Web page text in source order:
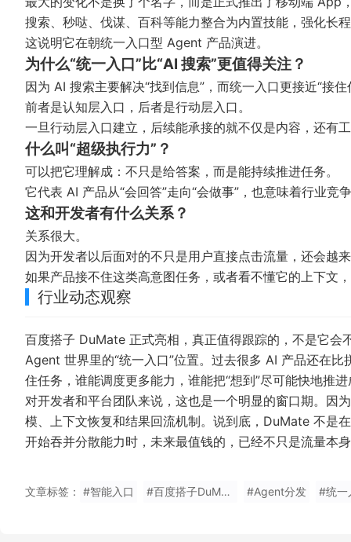
搜索、秒哒、伐谋、百科等能力整合为内置技能，强化长
这说明它在朝统一入口型 Agent 产品演进。
为什么“统一入口”比“AI 搜索”更值得关注？
因为 AI 搜索主要解决“找到信息”，而统一入口更接近“接
前者是认知层入口，后者是行动层入口。
一旦行动层入口建立，后续能承接的就不仅是内容，还有
什么叫“超级执行力”？
可以把它理解成：不只是给答案，而是能持续推进任务。
它代表 AI 产品从“会回答”走向“会做事”，也意味着行业
这和开发者有什么关系？
关系很大。
因为开发者以后面对的不只是用户直接点击流量，还会越
如果产品接不住这类高意图任务，或者看不懂它的上下文
行业动态观察
百度搭子 DuMate 正式亮相，真正值得跟踪的，不是它
Agent 世界里的“统一入口”位置。过去很多 AI 产品还在
住任务，谁能调度更多能力，谁能把“想到”尽可能快地推进
对开发者和平台团队来说，这也是一个明显的窗口期。因
模、上下文恢复和结果回流机制。说到底，DuMate 不是
开始吞并分散能力时，未来最值钱的，已经不只是流量本
文章标签： #智能入口 #百度搭子DuMate正式亮相 #Agent分发 #统一